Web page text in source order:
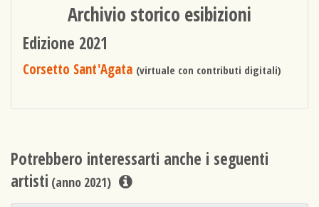
Archivio storico esibizioni
Edizione 2021
Corsetto Sant'Agata (virtuale con contributi digitali)
Potrebbero interessarti anche i seguenti
artisti (anno 2021)